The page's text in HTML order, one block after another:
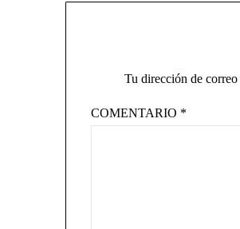
Tu dirección de
COMENTARIO *